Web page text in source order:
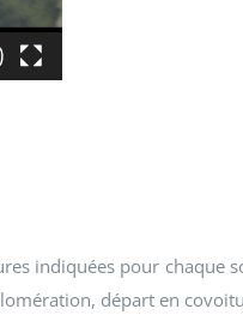
indiquées pour chaque
départ en